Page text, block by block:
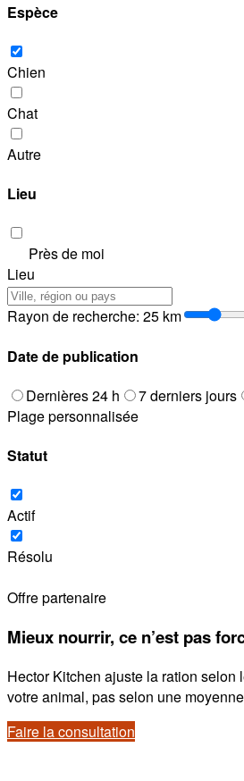
Espèce
Chien
Chat
Autre
Lieu
Près de moi
Lieu
Rayon de recherche: 25 km
Date de publication
Dernières 24 h
7 derniers jours
Plage personnalisée
Statut
Actif
Résolu
Offre partenaire
Mieux nourrir, ce n’est pas
Hector Kitchen ajuste la ration selon
votre animal, pas selon une
Faire la consultation